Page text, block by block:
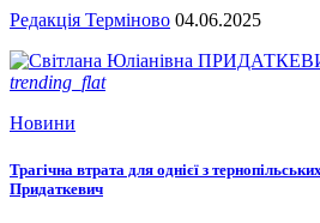
Редакція Терміново 04.06.2025
trending_flat
Новини
Трагічна втрата для однієї з
Придаткевич